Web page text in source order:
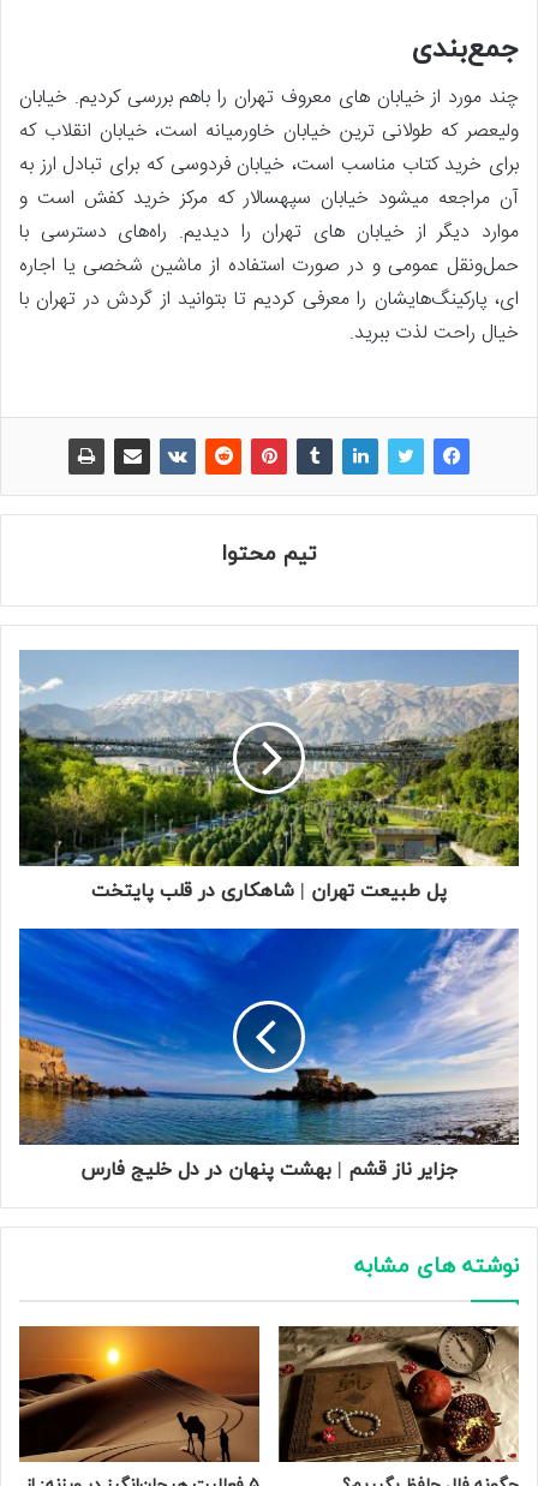
جمع‌بندی
چند مورد از خیابان های معروف تهران را باهم بررسی کردیم. خیابان
ولیعصر که طولانی ترین خیابان خاورمیانه است، خیابان انقلاب که
برای خرید کتاب مناسب است، خیابان فردوسی که برای تبادل ارز به
آن مراجعه میشود خیابان سپهسالار که مرکز خرید کفش است و
موارد دیگر از خیابان های تهران را دیدیم. راه‌های دسترسی با
حمل‌ونقل عمومی و در صورت استفاده از ماشین شخصی یا اجاره
ای، پارکینگ‌هایشان را معرفی کردیم تا بتوانید از گردش در تهران با
خیال راحت لذت ببرید.
تیم محتوا
پل طبیعت تهران | شاهکاری در قلب پایتخت
جزایر ناز قشم | بهشت پنهان در دل خلیج فارس
نوشته های مشابه